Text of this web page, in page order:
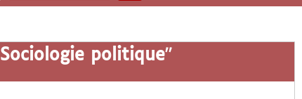
Sociologie politique"